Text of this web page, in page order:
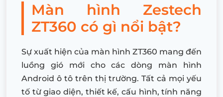
Màn hình Zestech
ZT360 có gì nổi bật?
Sự xuất hiện của màn hình ZT360 mang đến
luồng gió mới cho các dòng màn hình
Android ô tô trên thị trường. Tất cả mọi yếu
tố từ giao diện, thiết kế, cấu hình, tính năng